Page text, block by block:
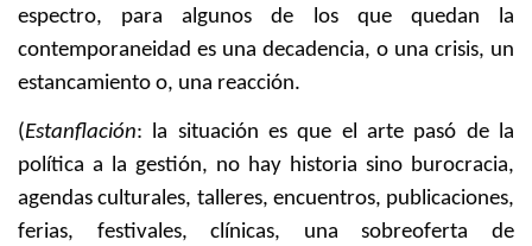
espectro, para algunos de los que quedan la
contemporaneidad es una decadencia, o una crisis, un
estancamiento o, una reacción.
(Estanflación: la situación es que el arte pasó de la
política a la gestión, no hay historia sino burocracia,
agendas culturales, talleres, encuentros, publicaciones,
ferias, festivales, clínicas, una sobreoferta de